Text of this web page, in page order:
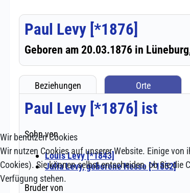
Wir benutzen Cookies
Wir nutzen Cookies auf unserer Website. Einige
Cookies). Sie können selbst entscheiden, ob Sie
Verfügung stehen.